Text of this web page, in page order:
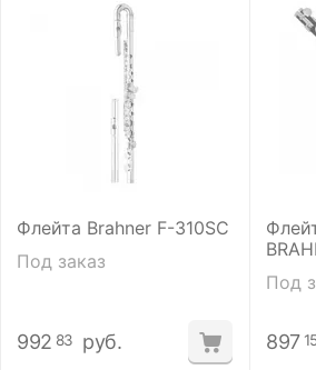
Флейта Brahner F-310SC
Под заказ
992 83 руб.
Под
897